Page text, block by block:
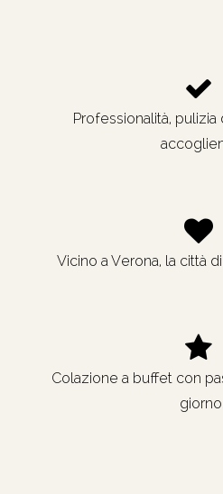
Professionalità,
Vicino a Verona, la città
Colazione a buffet con
giorno.